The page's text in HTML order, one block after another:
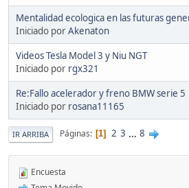
Mentalidad ecologica en las futuras
Iniciado porAkenaton
Videos Tesla Model 3 y Niu NGT
Iniciado por rgx321
Re:Fallo acelerador y freno BMW serie 5
Iniciado por rosana11165
IR ARRIBA Páginas 1 2 3 ... 8
Encuesta